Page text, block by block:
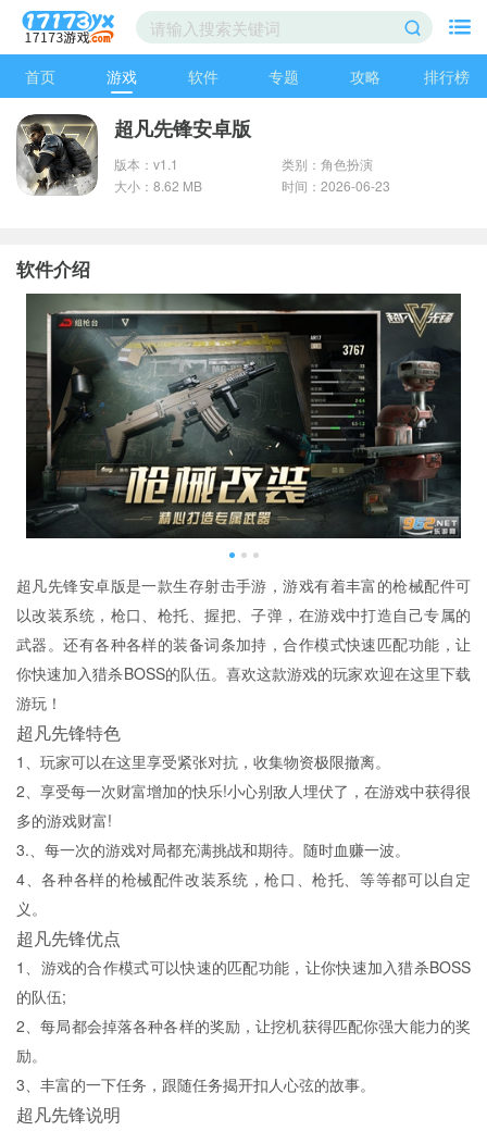
首页 游戏 软件 专题 攻略 排行榜
超凡先锋安卓版
版本：v1.1
类别：角色扮演
大小：8.62 MB
时间：2026-06-23
软件介绍
超凡先锋安卓版是一款生存射击手游，游戏有着丰富的枪械配件可
以改装系统，枪口、枪托、握把、子弹，在游戏中打造自己专属的
武器。还有各种各样的装备词条加持，合作模式快速匹配功能，让
你快速加入猎杀BOSS的队伍。喜欢这款游戏的玩家欢迎在这里下载
游玩！
超凡先锋特色
1、玩家可以在这里享受紧张对抗，收集物资极限撤离。
2、享受每一次财富增加的快乐!小心别敌人埋伏了，在游戏中获得很
多的游戏财富!
3.、每一次的游戏对局都充满挑战和期待。随时血赚一波。
4、各种各样的枪械配件改装系统，枪口、枪托、等等都可以自定
义。
超凡先锋优点
1、游戏的合作模式可以快速的匹配功能，让你快速加入猎杀BOSS
的队伍;
2、每局都会掉落各种各样的奖励，让挖机获得匹配你强大能力的奖
励。
3、丰富的一下任务，跟随任务揭开扣人心弦的故事。
超凡先锋说明